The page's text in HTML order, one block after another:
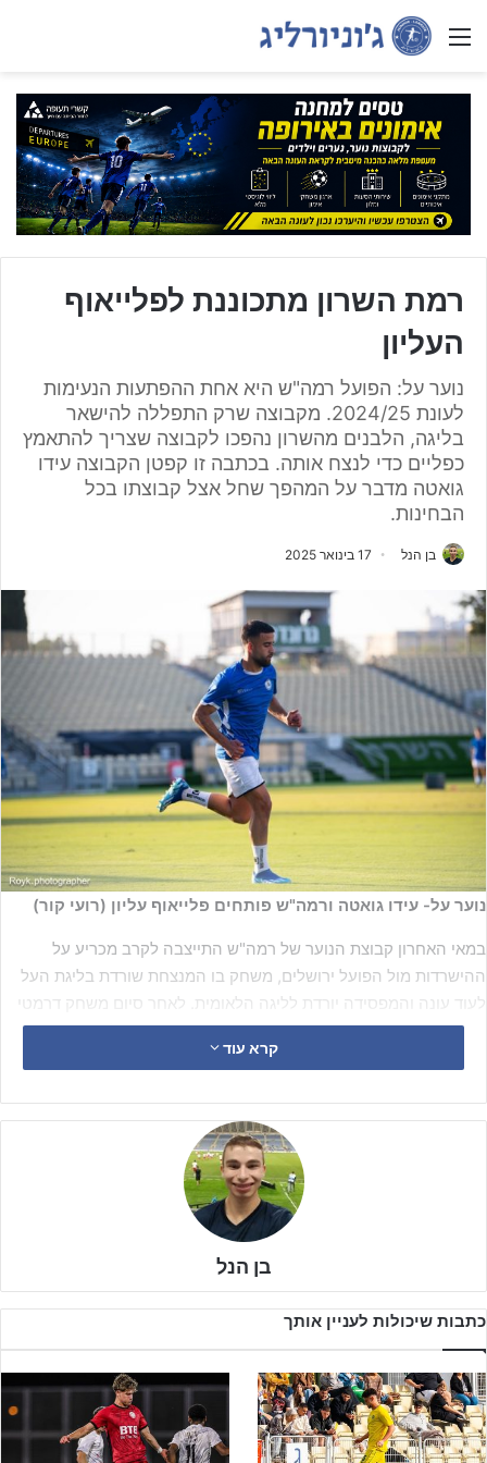
Menu
רמת השרון מתכוננת לפלייאוף
העליון
נוער על: הפועל רמה"ש היא אחת ההפתעות הנעימות
לעונת 2024/25. מקבוצה שרק התפללה להישאר
בליגה, הלבנים מהשרון נהפכו לקבוצה שצריך להתאמץ
כפליים כדי לנצח אותה. בכתבה זו קפטן הקבוצה עידו
גואטה מדבר על המהפך שחל אצל קבוצתו בכל
הבחינות.
בן הנל 17 בינואר 2025
נוער על- עידו גואטה ורמה"ש פותחים פלייאוף עליון (רועי קור)
במאי האחרון קבוצת הנוער של רמה"ש התייצבה לקרב מכריע על
ההישרדות מול הפועל ירושלים, משחק בו המנצחת שורדת בליגת העל
לעוד עונה והמפסידה יורדת לליגה הלאומית. לאחר סיום משחק דרמטי
בבעיטות הכרעה, הקבוצה מהשרון חגגה עונה נוספת בליגה הבכירה
וקשה להסביר במדוייק את השינוי הדרסטי שחל עליה.
קרא עוד
בן הנל
כתבות שיכולות לעניין אותך